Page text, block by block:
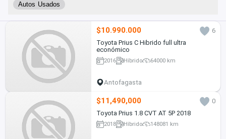
Autos Usados
$10.990.000
6
Toyota Prius C Hibrido full ultra
económico
2016 Híbrido 64000 km
Antofagasta
$11,490,000
0
Toyota Prius 1.8 CVT AT 5P 2018
2018 Híbrido 148081 km